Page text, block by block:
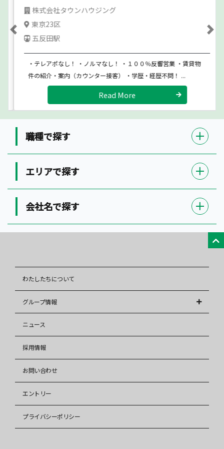
株式会社タウンハウジング
東京23区
五反田駅
・テレアポなし！ ・ノルマなし！ ・１００％反響営業 ・賃貸物
件の紹介・案内（カウンター接客） ・学歴・経歴不問！ ...
Read More
Previous
職種で探す
エリアで探す
会社名で探す
わたしたちについて
グループ情報
株式会社イズミ
株式会社イズミリフォーム
株式会社タウンハウジング
株式会社タウンハウジング東海
ニュース
採用情報
お問い合わせ
エントリー
プライバシーポリシー